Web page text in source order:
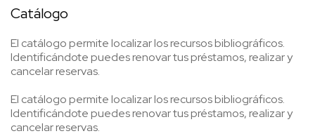
Catálogo
El catálogo permite localizar los recursos bibliográficos.
Identificándote puedes renovar tus préstamos, realizar y
cancelar reservas.
El catálogo permite localizar los recursos bibliográficos.
Identificándote puedes renovar tus préstamos, realizar y
cancelar reservas.